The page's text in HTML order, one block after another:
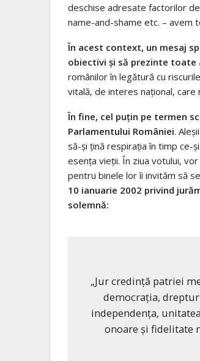
deschise adresate factorilor
name-and-shame etc. – avem
În acest context, un mesaj
obiectivi şi să prezinte toate
românilor în legătură cu
vitală, de interes naţional, care
În fine, cel puţin pe termen
Parlamentului României.
să-şi ţină respiraţia în timp ce-
esenţa vieţii. În ziua votului,
pentru binele lor îi invităm să
10 ianuarie 2002 privind
solemnă:
„Jur credinţă patriei
democraţia,
independenţa,
onoare şi fidelitate